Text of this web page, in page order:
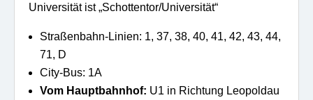
Universität ist „Schottentor/Universität“
Straßenbahn-Linien: 1, 37, 38, 40, 41, 42, 43, 44,
71, D
City-Bus: 1A
Vom Hauptbahnhof: U1 in Richtung Leopoldau